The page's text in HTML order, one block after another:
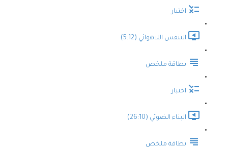
اختبار
التنفس اللاهوائي (5:12)
بطاقة ملخص
اختبار
البناء الضوئي (26:10)
بطاقة ملخص